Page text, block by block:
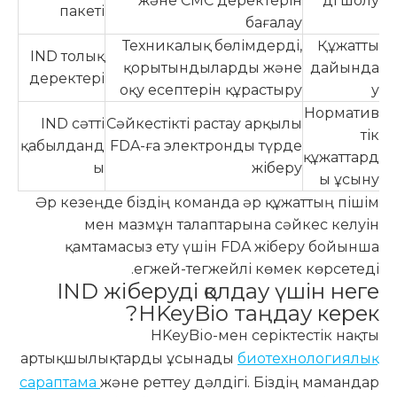
бағалау
пакеті
Құжатты
дайында
у
Техникалық бөлімдерді,
қорытындыларды және
оқу есептерін құрастыру
IND толық
деректері
Норматив
тік
құжаттард
ы ұсыну
Сәйкестікті растау арқылы
FDA-ға электронды түрде
жіберу
IND сәтті
қабылданд
ы
Әр кезеңде біздің команда әр құжаттың пішім
мен мазмұн талаптарына сәйкес келуін
қамтамасыз ету үшін FDA жіберу бойынша
егжей-тегжейлі көмек көрсетеді.
IND жіберуді қолдау үшін неге
HKeyBio таңдау керек?
HKeyBio-мен серіктестік нақты
артықшылықтарды ұсынады биотехнологиялық
сараптама және реттеу дәлдігі. Біздің мамандар